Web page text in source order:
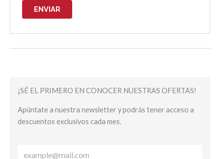
¡SÉ EL PRIMERO EN CONOCER NUESTRAS OFERTAS!
Apúntate a nuestra newsletter y podrás tener acceso a
descuentos exclusivos cada mes.